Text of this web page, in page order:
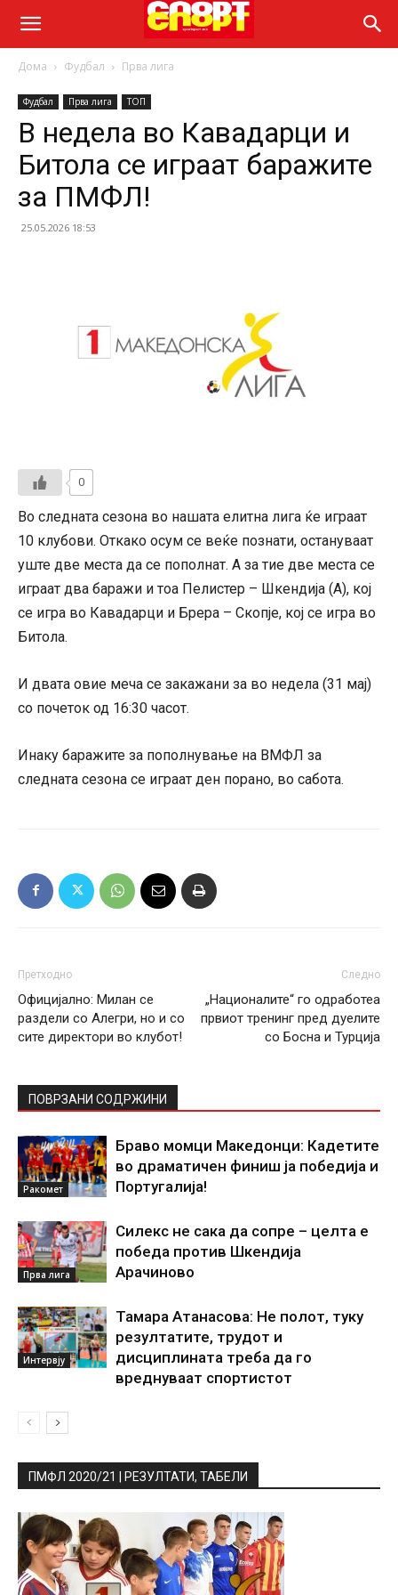
Дома Фудбал Прва лига
Фудбал Прва лига ТОП
В недела во Кавадарци и
Битола се играат баражите
за ПМФЛ!
25.05.2026 18:53
0
Во следната сезона во нашата елитна лига ќе играат
10 клубови. Откако осум се веќе познати, остануваат
уште две места да се пополнат. А за тие две места се
играат два баражи и тоа Пелистер – Шкендија (А), кој
се игра во Кавадарци и Брера – Скопје, кој се игра во
Битола.
И двата овие меча се закажани за во недела (31 мај)
со почеток од 16:30 часот.
Инаку баражите за пополнување на ВМФЛ за
следната сезона се играат ден порано, во сабота.
Претходно
Официјално: Милан се
раздели со Алегри, но и со
сите директори во клубот!
Следно
„Националите“ го одработеа
првиот тренинг пред дуелите
со Босна и Турција
ПОВРЗАНИ СОДРЖИНИ
Ракомет
Браво момци Македонци: Кадетите
во драматичен финиш ја победија и
Португалија!
Прва лига
Силекс не сака да сопре – целта е
победа против Шкендија
Арачиново
Интервју
Тамара Атанасова: Не полот, туку
резултатите, трудот и
дисциплината треба да го
вреднуваат спортистот
ПМФЛ 2020/21 | РЕЗУЛТАТИ, ТАБЕЛИ